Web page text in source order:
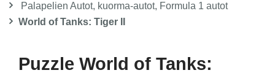
Palapelien Autot, kuorma-autot, Formula 1 autot
World of Tanks: Tiger II
Puzzle World of Tanks: